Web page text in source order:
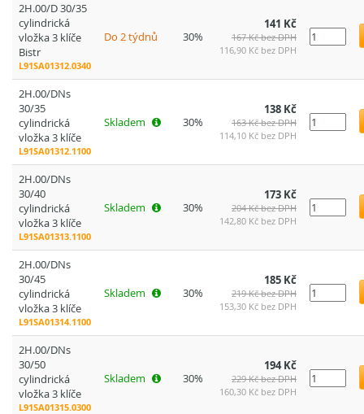
2H.00/D 30/35
cylindrická
vložka 3 klíče
Bistr
L91SA01312.0340
Do 2 týdnů 30%
141 Kč
167 Kč bez DPH
116,90 Kč bez DPH
2H.00/DNs
30/35
cylindrická
vložka 3 klíče
L91SA01312.1100
Skladem 30%
138 Kč
163 Kč bez DPH
114,10 Kč bez DPH
2H.00/DNs
30/40
cylindrická
vložka 3 klíče
L91SA01313.1100
Skladem 30%
173 Kč
204 Kč bez DPH
142,80 Kč bez DPH
2H.00/DNs
30/45
cylindrická
vložka 3 klíče
L91SA01314.1100
Skladem 30%
185 Kč
219 Kč bez DPH
153,30 Kč bez DPH
2H.00/DNs
30/50
cylindrická
vložka 3 klíče
L91SA01315.0300
Skladem 30%
194 Kč
229 Kč bez DPH
160,30 Kč bez DPH